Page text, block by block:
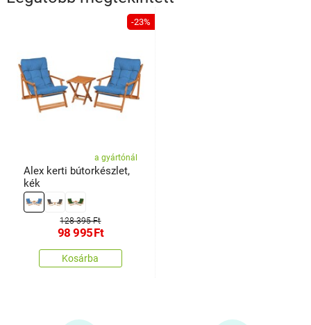
-23%
a gyártónál
Alex kerti bútorkészlet,
kék
128 395 Ft
98 995Ft
Kosárba